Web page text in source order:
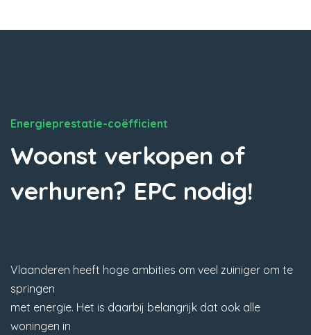
Energieprestatie-coëfficient
Woonst verkopen of
verhuren? EPC nodig!
Vlaanderen heeft hoge ambities om veel zuiniger om te
springen
met energie. Het is daarbij belangrijk dat ook alle
woningen in